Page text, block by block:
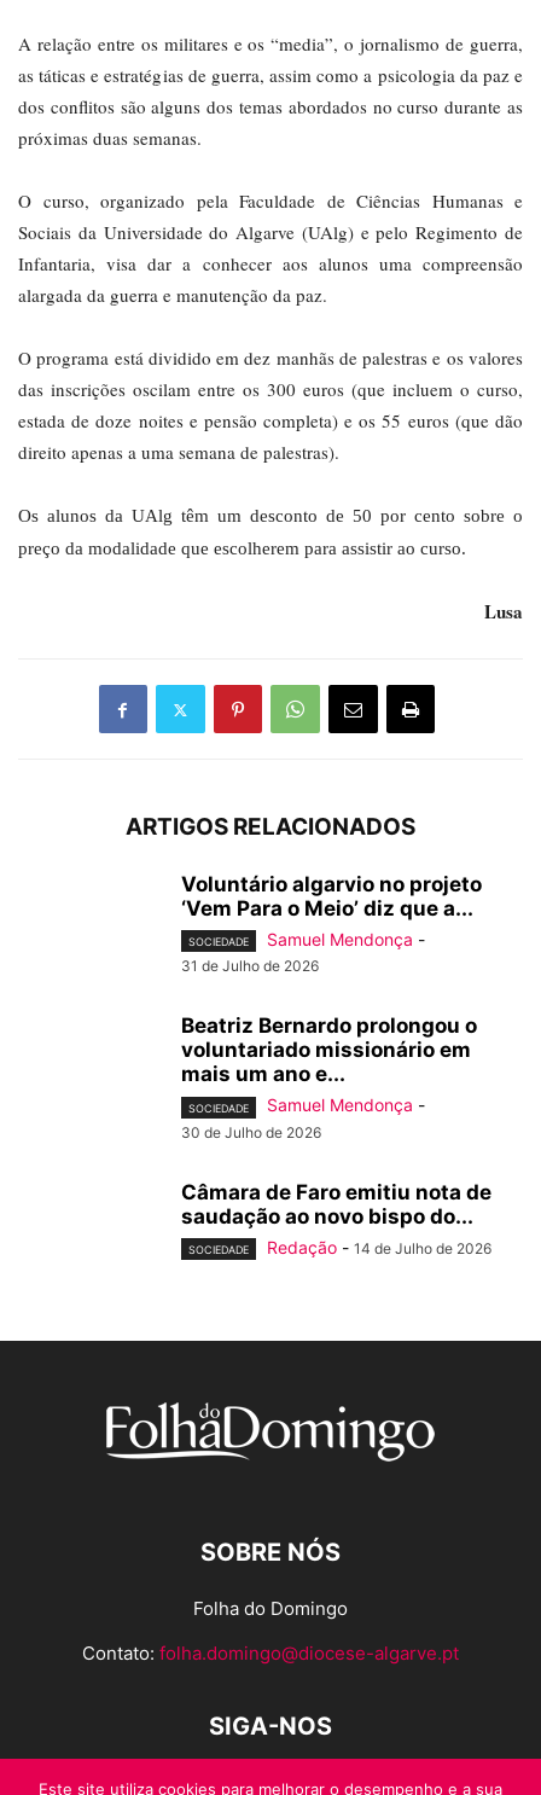
A relação entre os militares e os “media”, o jornalismo de guerra,
as táticas e estratégias de guerra, assim como a psicologia da paz e
dos conflitos são alguns dos temas abordados no curso durante as
próximas duas semanas.
O curso, organizado pela Faculdade de Ciências Humanas e
Sociais da Universidade do Algarve (UAlg) e pelo Regimento de
Infantaria, visa dar a conhecer aos alunos uma compreensão
alargada da guerra e manutenção da paz.
O programa está dividido em dez manhãs de palestras e os valores
das inscrições oscilam entre os 300 euros (que incluem o curso,
estada de doze noites e pensão completa) e os 55 euros (que dão
direito apenas a uma semana de palestras).
Os alunos da UAlg têm um desconto de 50 por cento sobre o
preço da modalidade que escolherem para assistir ao curso.
Lusa
ARTIGOS RELACIONADOS
Voluntário algarvio no projeto
‘Vem Para o Meio’ diz que a...
SOCIEDADE Samuel Mendonça -
31 de Julho de 2026
Beatriz Bernardo prolongou o
voluntariado missionário em
mais um ano e...
SOCIEDADE Samuel Mendonça -
30 de Julho de 2026
Câmara de Faro emitiu nota de
saudação ao novo bispo do...
SOCIEDADE Redação - 14 de Julho de 2026
SOBRE NÓS
Folha do Domingo
Contato: folha.domingo@diocese-algarve.pt
SIGA-NOS
Este site utiliza cookies para melhorar o desempenho e a sua